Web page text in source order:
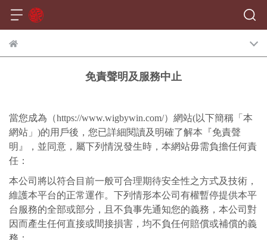
免責聲明及服務中止
當您成為（https://www.wigbywin.com/）網站(以下簡稱「本
網站」 )的用戶後，您已詳細閱讀及明確了解本『免責聲
明』，並同意，屬下列情況發生時，本網站毋需負擔任何責
任：
本公司將以符合目前一般可合理期待安全性之方式及技術，
維護本平台的正常運作。下列情形本公司有權暫停提供本平
台服務的全部或部分，且不負事先通知您的義務，本公司對
因而產生任何直接或間接損害，均不負任何賠償或補償的義
務：